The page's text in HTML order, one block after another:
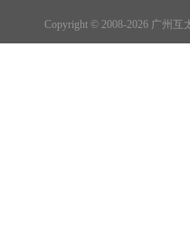
Copyright © 2008-2026 广州互